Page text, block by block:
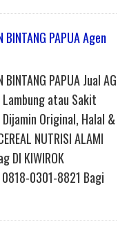
BINTANG PAPUA Agen
PAPUA Jual AG
atau Sakit
Original, Halal &
NUTRISI ALAMI
DI KIWIROK
0818-0301-8821 Bagi